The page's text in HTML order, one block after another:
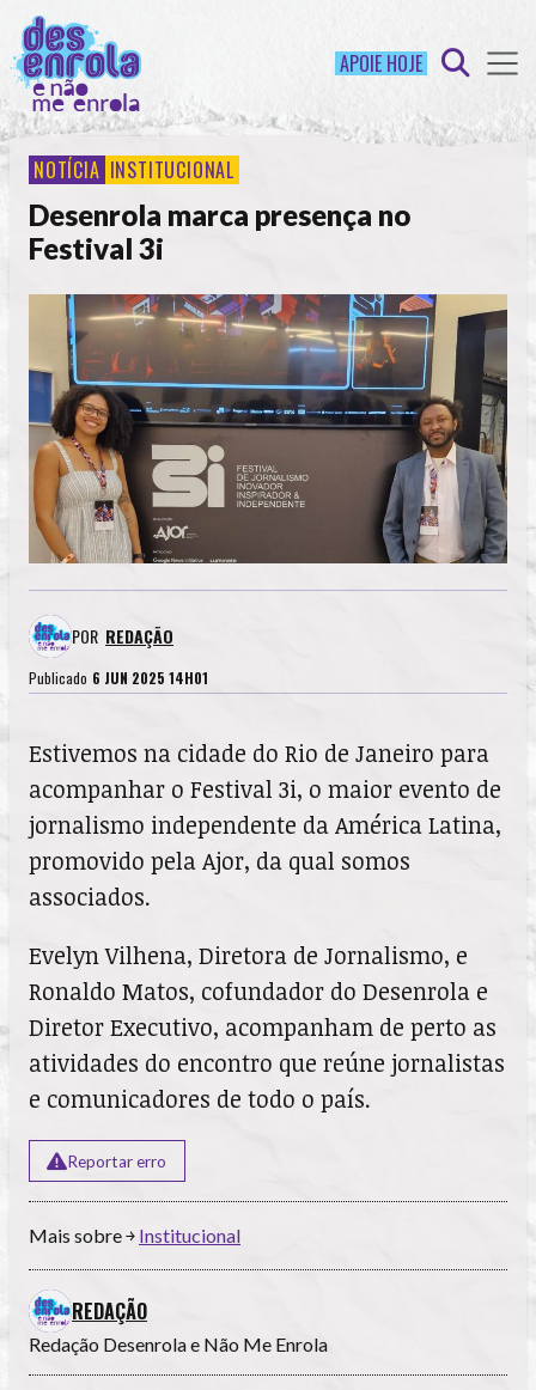
APOIE HOJE
NOTÍCIA INSTITUCIONAL
Desenrola marca presença no
Festival 3i
POR REDAÇÃO
Publicado 6 JUN 2025 14H01
Estivemos na cidade do Rio de Janeiro para
acompanhar o Festival 3i, o maior evento de
jornalismo independente da América Latina,
promovido pela Ajor, da qual somos
associados.
Evelyn Vilhena, Diretora de Jornalismo, e
Ronaldo Matos, cofundador do Desenrola e
Diretor Executivo, acompanham de perto as
atividades do encontro que reúne jornalistas
e comunicadores de todo o país.
Reportar erro
Mais sobre ￫ Institucional
REDAÇÃO
Redação Desenrola e Não Me Enrola